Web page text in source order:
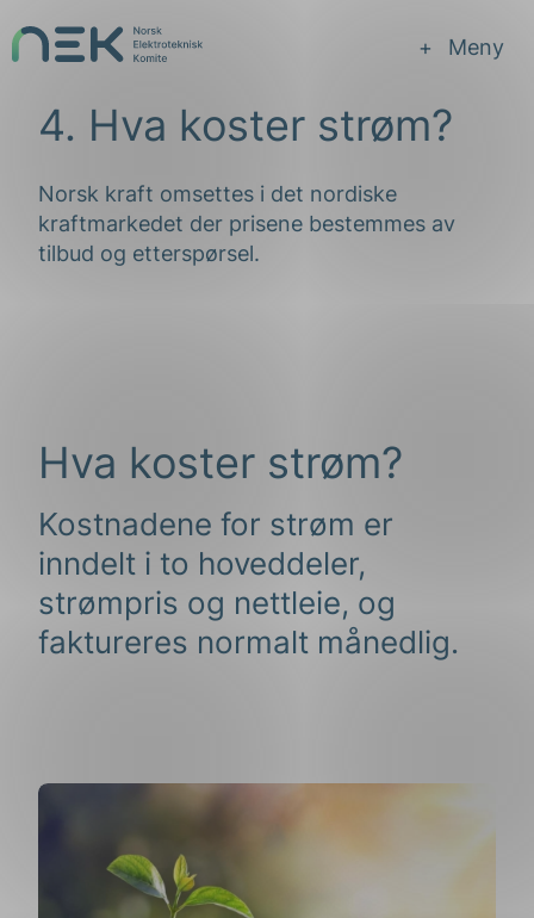
til
innhold
NEK Meny
4. Hva koster strøm?
Norsk kraft omsettes i det nordiske
kraftmarkedet der prisene bestemmes av
tilbud og etterspørsel.
Hva koster strøm?
Kostnadene for strøm er
inndelt i to hoveddeler,
strømpris og nettleie, og
faktureres normalt månedlig.